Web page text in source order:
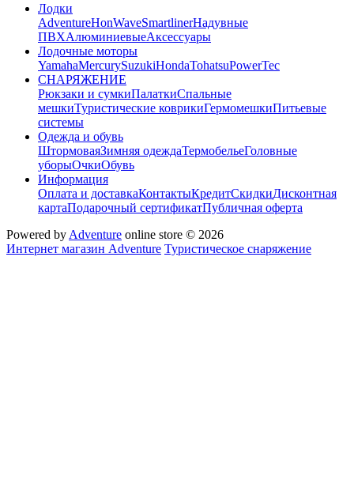
Лодки
AdventureHonWaveSmartlinerНадувные
ПВХАлюминиевыеАксессуары
Лодочные моторы
YamahaMercurySuzukiHondaTohatsuPowerTec
СНАРЯЖЕНИЕ
Рюкзаки и сумкиПалаткиСпальные
мешкиТуристические коврикиГермомешкиПитьевые
системы
Одежда и обувь
ШтормоваяЗимняя одеждаТермобельеГоловные
уборыОчкиОбувь
Информация
Оплата и доставкаКонтактыКредитСкидкиДисконтная
картаПодарочный сертификатПубличная оферта
Powered by Adventure online store © 2026
Интернет магазин Adventure Туристическое снаряжение